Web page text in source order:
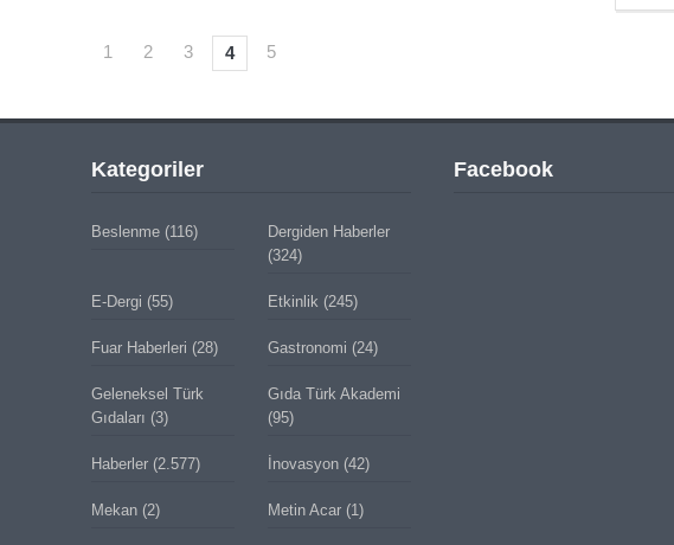
1 2 3 4 5
Kategoriler
Beslenme(116)
Dergiden Haberler
(324)
E-Dergi (55) Etkinlik (245)
Fuar Haberleri (28) Gastronomi (24)
Geleneksel Türk
Gıdaları (3)
Gıda Türk Akademi
(95)
Haberler(2.577) İnovasyon(42)
Mekan(2) Metin Acar(1)
Facebook